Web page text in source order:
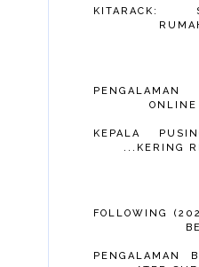
KITARACK:
ONLINE
KEPALA
KERING
FOLLOWING
PENGALAMAN